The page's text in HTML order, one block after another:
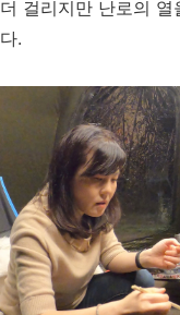
더 걸리지만 난로의
다.